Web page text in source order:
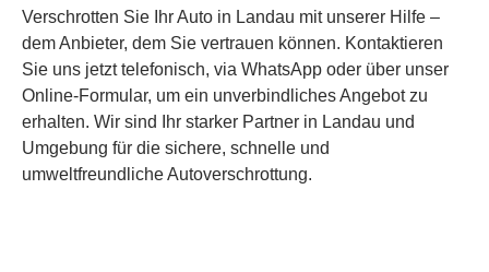
Verschrotten Sie Ihr Auto in Landau mit unserer Hilfe –
dem Anbieter, dem Sie vertrauen können. Kontaktieren
Sie uns jetzt telefonisch, via WhatsApp oder über unser
Online-Formular, um ein unverbindliches Angebot zu
erhalten. Wir sind Ihr starker Partner in Landau und
Umgebung für die sichere, schnelle und
umweltfreundliche Autoverschrottung.